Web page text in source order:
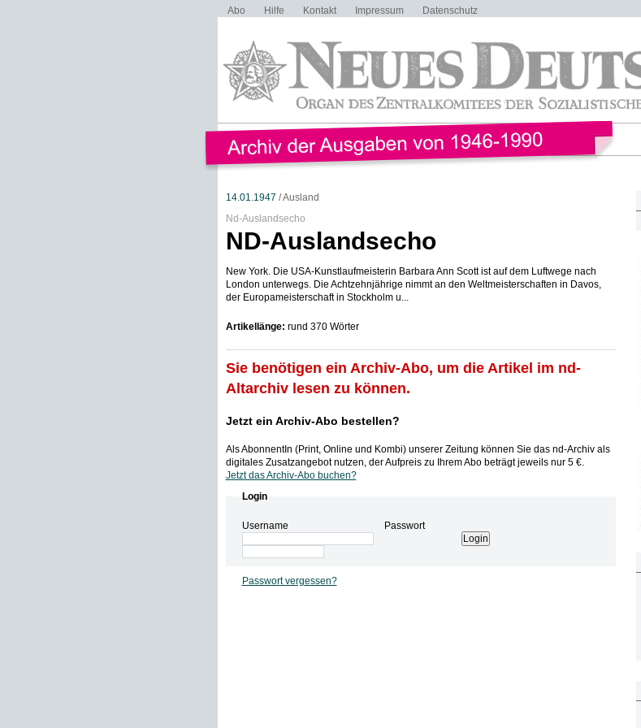
Abo Hilfe Kontakt Impressum Datenschutz
14.01.1947 / Ausland
Nd-Auslandsecho
ND-Auslandsecho
New York. Die USA-Kunstlaufmeisterin Barbara Ann Scott ist auf dem Luftwege nach
London unterwegs. Die Achtzehnjährige nimmt an den Weltmeisterschaften in Davos,
der Europameisterschaft in Stockholm u...
Artikellänge: rund 370 Wörter
Sie benötigen ein Archiv-Abo, um die Artikel im nd-
Altarchiv lesen zu können.
Jetzt ein Archiv-Abo bestellen?
Als AbonnentIn (Print, Online und Kombi) unserer Zeitung können Sie das nd-Archiv als
digitales Zusatzangebot nutzen, der Aufpreis zu Ihrem Abo beträgt jeweils nur 5 €.
Jetzt das Archiv-Abo buchen?
Login
Username Passwort
Passwort vergessen?